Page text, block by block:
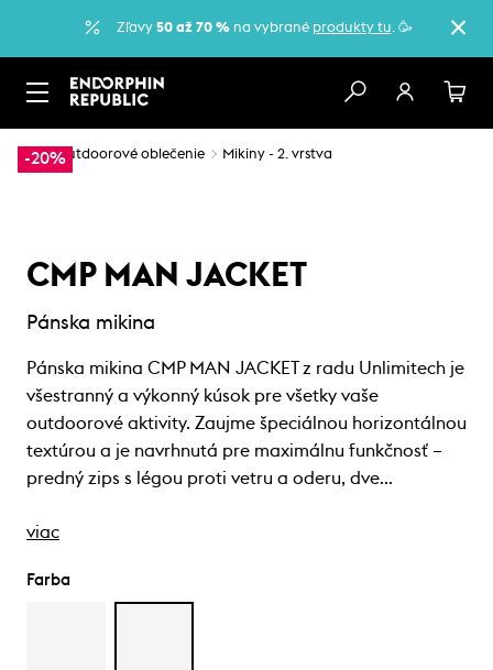
Zľavy 50 až 70 %na vybrané produkty tu. 🥳
-20%
… Outdoorové oblečenie Mikiny - 2. vrstva
CMP MAN JACKET
Pánska mikina
Pánska mikina CMP MAN JACKET z radu Unlimitech je
všestranný a výkonný kúsok pre všetky vaše
outdoorové aktivity. Zaujme špeciálnou horizontálnou
textúrou a je navrhnutá pre maximálnu funkčnosť –
predný zips s légou proti vetru a oderu, dve…
viac
Farba